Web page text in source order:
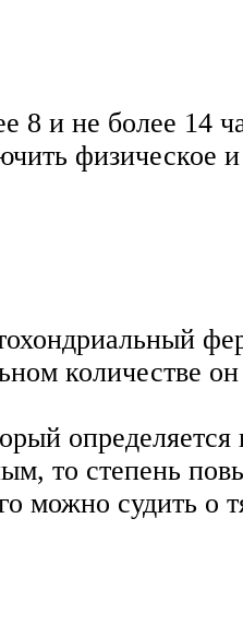
8 и не более 14
физическое
количестве
определяется
то степень
можно судить о